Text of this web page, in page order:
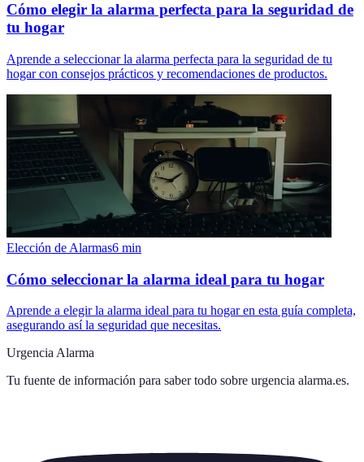
Cómo elegir la alarma perfecta para la seguridad de
tu hogar
Aprende a seleccionar la alarma perfecta para la seguridad de tu
hogar con consejos prácticos y recomendaciones de productos.
Elección de Alarmas6 min
Cómo seleccionar la alarma ideal para tu hogar
Aprende a elegir la alarma ideal para tu hogar en esta guía completa,
asegurando así la seguridad que necesitas.
Urgencia Alarma
Tu fuente de información para saber todo sobre urgencia alarma.es.